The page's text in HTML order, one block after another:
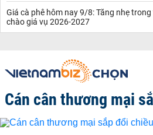
Giá cà phê hôm nay 9/8: Tăng nhẹ
chào giá vụ 2026-2027
Cán cân thương mại